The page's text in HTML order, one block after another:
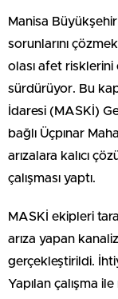
Manisa
sorunlarını
olası afet risklerini
sürdürüyor. Bu
İdaresi (MASKİ)
bağlı Üçpınar
arızalara kalıcı
çalışması yaptı.
MASKİ ekipleri
arıza yapan
gerçekleştirildi.
Yapılan çalışma